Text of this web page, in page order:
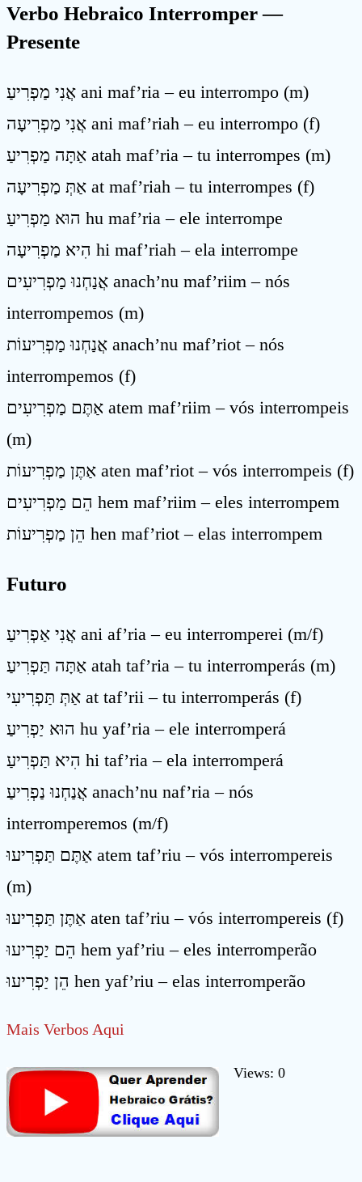
Verbo Hebraico Interromper —
Presente
אֲנִי מַפְרִיעַ ani maf’ria – eu interrompo (m)
אֲנִי מַפְרִיעָה ani maf’riah – eu interrompo (f)
אַתָּה מַפְרִיעַ atah maf’ria – tu interrompes (m)
אַתְּ מַפְרִיעָה at maf’riah – tu interrompes (f)
הוּא מַפְרִיעַ hu maf’ria – ele interrompe
הִיא מַפְרִיעָה hi maf’riah – ela interrompe
אֲנַחְנוּ מַפְרִיעִים anach’nu maf’riim – nós
interrompemos (m)
אֲנַחְנוּ מַפְרִיעוֹת anach’nu maf’riot – nós
interrompemos (f)
אַתֶּם מַפְרִיעִים atem maf’riim – vós interrompeis
(m)
אַתֶּן מַפְרִיעוֹת aten maf’riot – vós interrompeis (f)
הֵם מַפְרִיעִים hem maf’riim – eles interrompem
הֵן מַפְרִיעוֹת hen maf’riot – elas interrompem
Futuro
אֲנִי אַפְרִיעַ ani af’ria – eu interromperei (m/f)
אַתָּה תַּפְרִיעַ atah taf’ria – tu interromperás (m)
אַתְּ תַּפְרִיעִי at taf’rii – tu interromperás (f)
הוּא יַפְרִיעַ hu yaf’ria – ele interromperá
הִיא תַּפְרִיעַ hi taf’ria – ela interromperá
אֲנַחְנוּ נַפְרִיעַ anach’nu naf’ria – nós
interromperemos (m/f)
אַתֶּם תַּפְרִיעוּ atem taf’riu – vós interrompereis
(m)
אַתֶּן תַּפְרִיעוּ aten taf’riu – vós interrompereis (f)
הֵם יַפְרִיעוּ hem yaf’riu – eles interromperão
הֵן יַפְרִיעוּ hen yaf’riu – elas interromperão
Mais Verbos Aqui
Views: 0